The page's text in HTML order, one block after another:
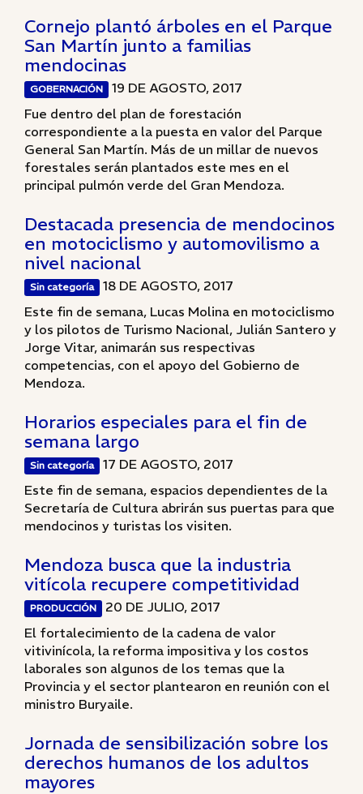
Cornejo plantó árboles en el Parque
San Martín junto a familias
mendocinas
GOBERNACIÓN
19 DE AGOSTO, 2017
Fue dentro del plan de forestación
correspondiente a la puesta en valor del Parque
General San Martín. Más de un millar de nuevos
forestales serán plantados este mes en el
principal pulmón verde del Gran Mendoza.
Destacada presencia de mendocinos
en motociclismo y automovilismo a
nivel nacional
Sin categoría
18 DE AGOSTO, 2017
Este fin de semana, Lucas Molina en motociclismo
y los pilotos de Turismo Nacional, Julián Santero y
Jorge Vitar, animarán sus respectivas
competencias, con el apoyo del Gobierno de
Mendoza.
Horarios especiales para el fin de
semana largo
Sin categoría
17 DE AGOSTO, 2017
Este fin de semana, espacios dependientes de la
Secretaría de Cultura abrirán sus puertas para que
mendocinos y turistas los visiten.
Mendoza busca que la industria
vitícola recupere competitividad
PRODUCCIÓN
20 DE JULIO, 2017
El fortalecimiento de la cadena de valor
vitivinícola, la reforma impositiva y los costos
laborales son algunos de los temas que la
Provincia y el sector plantearon en reunión con el
ministro Buryaile.
Jornada de sensibilización sobre los
derechos humanos de los adultos
mayores